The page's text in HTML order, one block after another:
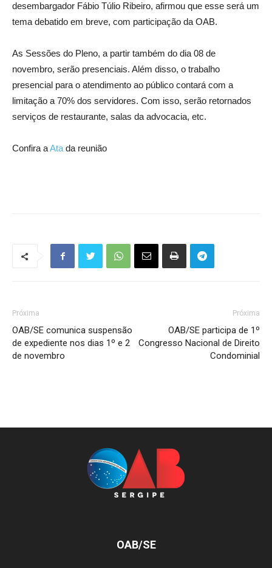
desembargador Fábio Túlio Ribeiro, afirmou que esse será um
tema debatido em breve, com participação da OAB.
As Sessões do Pleno, a partir também do dia 08 de
novembro, serão presenciais. Além disso, o trabalho
presencial para o atendimento ao público contará com a
limitação a 70% dos servidores. Com isso, serão retornados
serviços de restaurante, salas da advocacia, etc.
Confira aAta da reunião
Próxima
OAB/SE comunica suspensão
de expediente nos dias 1º e 2
de novembro
Próxima
OAB/SE participa de 1º
Congresso Nacional de Direito
Condominial
OAB/SE